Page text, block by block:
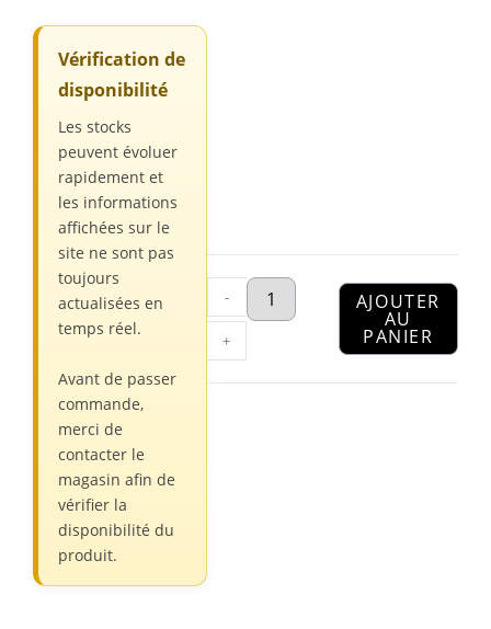
Vérification de
disponibilité
Les stocks
peuvent évoluer
rapidement et
les informations
affichées sur le
site ne sont pas
toujours
actualisées en
temps réel.
Avant de passer
commande,
merci de
contacter le
magasin afin de
vérifier la
disponibilité du
produit.
-
+
AJOUTER
AU
PANIER